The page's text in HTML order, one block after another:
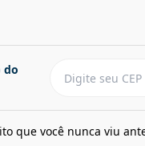
do
que você nunca viu